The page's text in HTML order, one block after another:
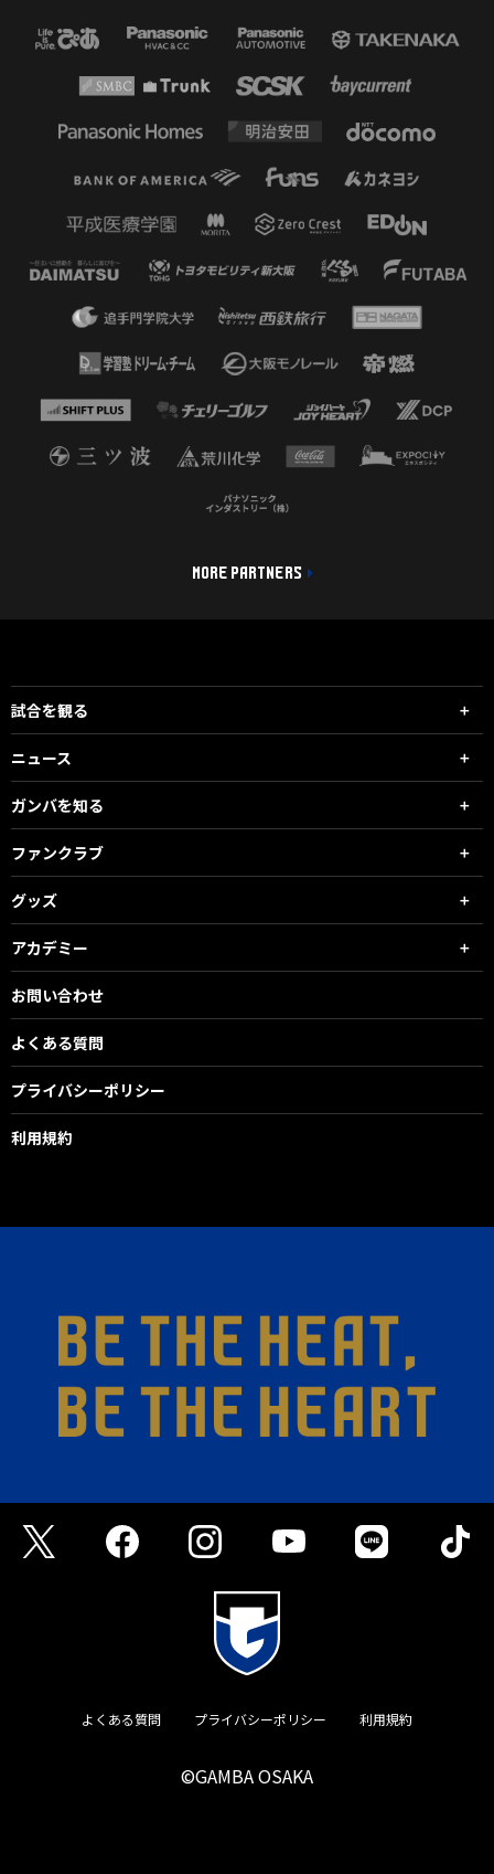
MORE PARTNERS
試合を観る
ニュース
ガンバを知る
ファンクラブ
グッズ
アカデミー
お問い合わせ
よくある質問
プライバシーポリシー
利用規約
よくある質問 プライバシーポリシー 利用規約
©GAMBA OSAKA